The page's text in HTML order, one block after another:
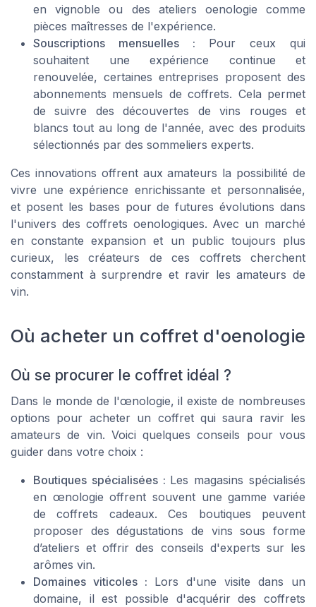
en vignoble ou des ateliers oenologie comme
pièces maîtresses de l'expérience.
Souscriptions mensuelles : Pour ceux qui
souhaitent une expérience continue et
renouvelée, certaines entreprises proposent des
abonnements mensuels de coffrets. Cela permet
de suivre des découvertes de vins rouges et
blancs tout au long de l'année, avec des produits
sélectionnés par des sommeliers experts.
Ces innovations offrent aux amateurs la possibilité de
vivre une expérience enrichissante et personnalisée,
et posent les bases pour de futures évolutions dans
l'univers des coffrets oenologiques. Avec un marché
en constante expansion et un public toujours plus
curieux, les créateurs de ces coffrets cherchent
constamment à surprendre et ravir les amateurs de
vin.
Où acheter un coffret d'oenologie
Où se procurer le coffret idéal ?
Dans le monde de l'œnologie, il existe de nombreuses
options pour acheter un coffret qui saura ravir les
amateurs de vin. Voici quelques conseils pour vous
guider dans votre choix :
Boutiques spécialisées : Les magasins spécialisés
en œnologie offrent souvent une gamme variée
de coffrets cadeaux. Ces boutiques peuvent
proposer des dégustations de vins sous forme
d’ateliers et offrir des conseils d'experts sur les
arômes vin.
Domaines viticoles : Lors d'une visite dans un
domaine, il est possible d'acquérir des coffrets